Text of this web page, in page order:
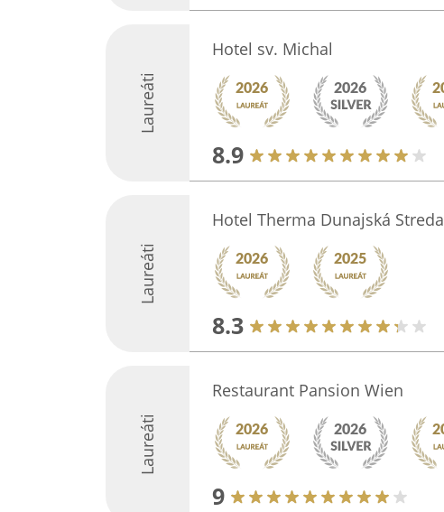
Laureáti
Hotel sv. Michal
8.9
Laureáti
Hotel Therma Dunajská Streda
8.3
Laureáti
Restaurant Pansion Wien
9